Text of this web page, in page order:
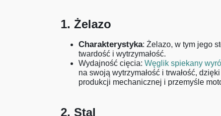
1. Żelazo
Charakterystyka: Żelazo, w tym jego
twardość i wytrzymałość.
Wydajność cięcia: Węglik spiekany
na swoją wytrzymałość i trwałość,
produkcji mechanicznej i przemyśle
2. Stal